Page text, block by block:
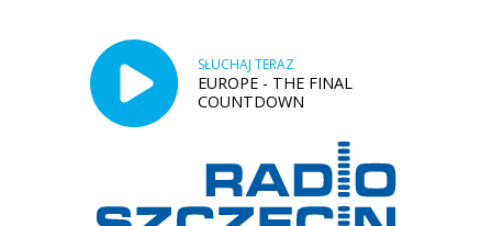
SŁUCHAJ TERAZ
EUROPE - THE FINAL
COUNTDOWN